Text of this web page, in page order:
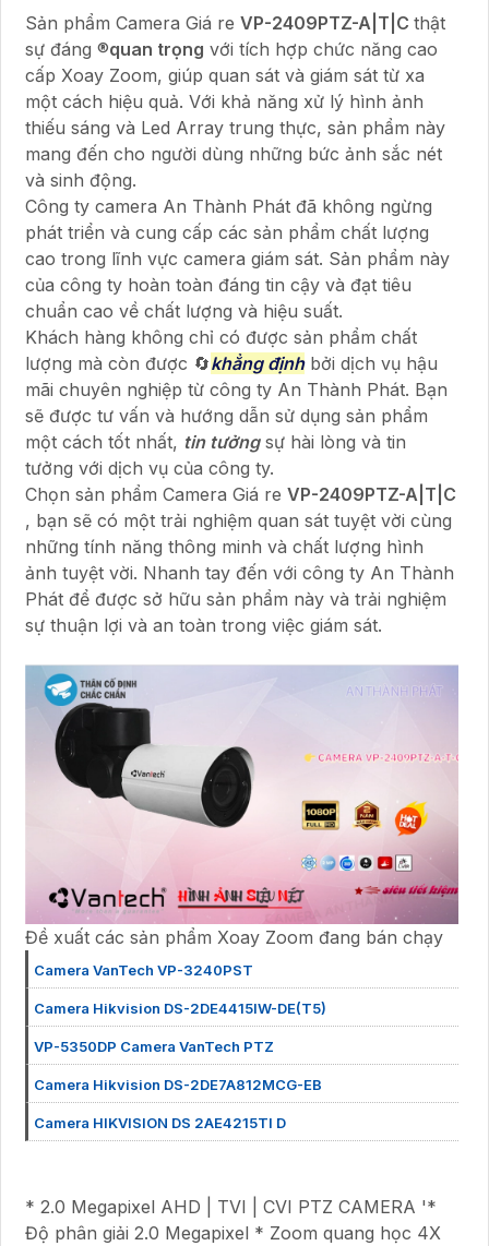
Sản phẩm Camera Giá re VP-2409PTZ-A|T|C thật
sự đáng ®️quan trọng với tích hợp chức năng cao
cấp Xoay Zoom, giúp quan sát và giám sát từ xa
một cách hiệu quả. Với khả năng xử lý hình ảnh
thiếu sáng và Led Array trung thực, sản phẩm này
mang đến cho người dùng những bức ảnh sắc nét
và sinh động.
Công ty camera An Thành Phát đã không ngừng
phát triển và cung cấp các sản phẩm chất lượng
cao trong lĩnh vực camera giám sát. Sản phẩm này
của công ty hoàn toàn đáng tin cậy và đạt tiêu
chuẩn cao về chất lượng và hiệu suất.
Khách hàng không chỉ có được sản phẩm chất
lượng mà còn được 🔄khẳng địnhbởi dịch vụ hậu
mãi chuyên nghiệp từ công ty An Thành Phát. Bạn
sẽ được tư vấn và hướng dẫn sử dụng sản phẩm
một cách tốt nhất, tin tưởngsự hài lòng và tin
tưởng với dịch vụ của công ty.
Chọn sản phẩm Camera Giá re VP-2409PTZ-A|T|C
, bạn sẽ có một trải nghiệm quan sát tuyệt vời cùng
những tính năng thông minh và chất lượng hình
ảnh tuyệt vời. Nhanh tay đến với công ty An Thành
Phát để được sở hữu sản phẩm này và trải nghiệm
sự thuận lợi và an toàn trong việc giám sát.
Đề xuất các sản phẩm Xoay Zoom đang bán chạy
Camera VanTech VP-3240PST
Camera Hikvision DS-2DE4415IW-DE(T5)
VP-5350DP Camera VanTech PTZ
Camera Hikvision DS-2DE7A812MCG-EB
Camera HIKVISION DS 2AE4215TI D
* 2.0 Megapixel AHD | TVI | CVI PTZ CAMERA '*
Độ phân giải 2.0 Megapixel * Zoom quang học 4X